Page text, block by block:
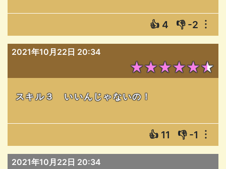
👍 4 👎 -2 ︙
2021年10月22日 20:34
★★★★★★
スキル３ いいんじゃないの！
👍 11 👎 -1 ︙
2021年10月22日 20:34